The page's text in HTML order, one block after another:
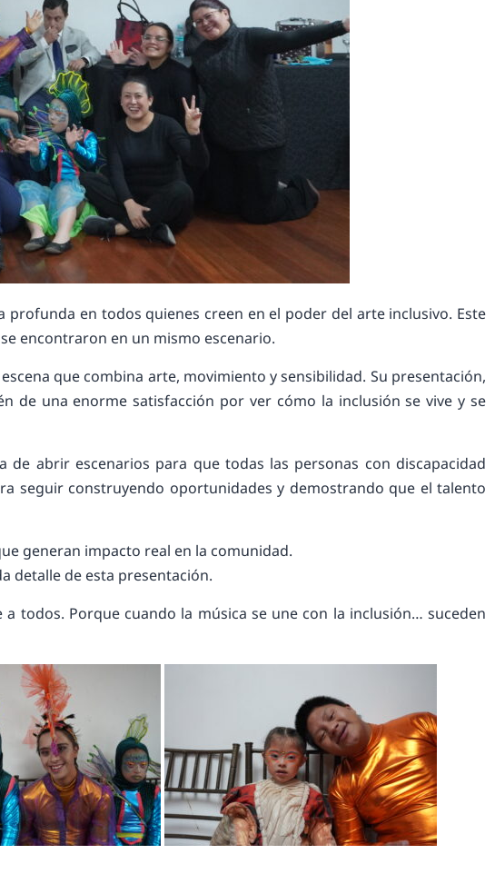
en todos quienes creen en el poder del arte inclusivo. Este
encontraron en un mismo escenario.
que combina arte, movimiento y sensibilidad. Su presentación,
de una enorme satisfacción por ver cómo la inclusión se vive y se
abrir escenarios para que todas las personas con discapacidad
seguir construyendo oportunidades y demostrando que el talento
generan impacto real en la comunidad.
detalle de esta presentación.
todos. Porque cuando la música se une con la inclusión… suceden